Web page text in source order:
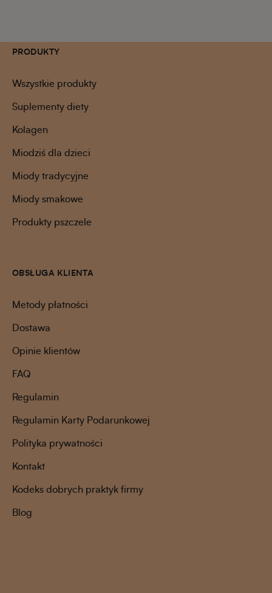
PRODUKTY
Wszystkie produkty
Suplementy diety
Kolagen
Miodziś dla dzieci
Miody tradycyjne
Miody smakowe
Produkty pszczele
OBSŁUGA KLIENTA
Metody płatności
Dostawa
Opinie klientów
FAQ
Regulamin
Regulamin Karty Podarunkowej
Polityka prywatności
Kontakt
Kodeks dobrych praktyk firmy
Blog